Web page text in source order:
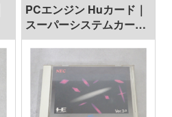
PCエンジン Huカード｜
スーパーシステムカード
Ver3.0